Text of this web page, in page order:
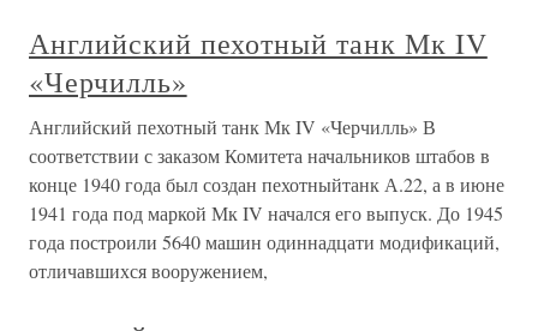
Английский пехотный танк Мк IV
«Черчилль»
Английский пехотный танк Мк IV «Черчилль» В
соответствии с заказом Комитета начальников штабов в
конце 1940 года был создан пехотныйтанк А.22, а в июне
1941 года под маркой Мк IV начался его выпуск. До 1945
года построили 5640 машин одиннадцати модификаций,
отличавшихся вооружением,